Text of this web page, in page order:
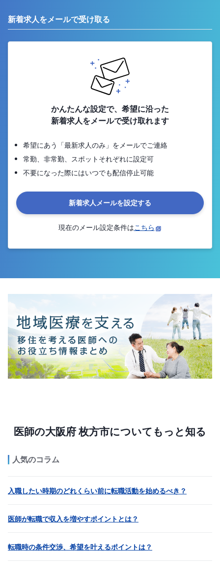
新着求人をメールで受け取る
かんたんな設定で、希望に沿った
新着求人をメールで受け取れます
希望にあう「最新求人のみ」をメールでご連絡
常勤、非常勤、スポットそれぞれに設定可
不要になった際にはいつでも配信停止可能
新着求人メールを設定する
現在のメール設定条件はこちら
医師の大阪府 枚方市についてもっと知る
人気のコラム
入職したい時期のどれくらい前に転職活動を始めるべき？
医師が転職で収入を増やすポイントとは？
転職時の条件交渉、希望を叶えるポイントは？